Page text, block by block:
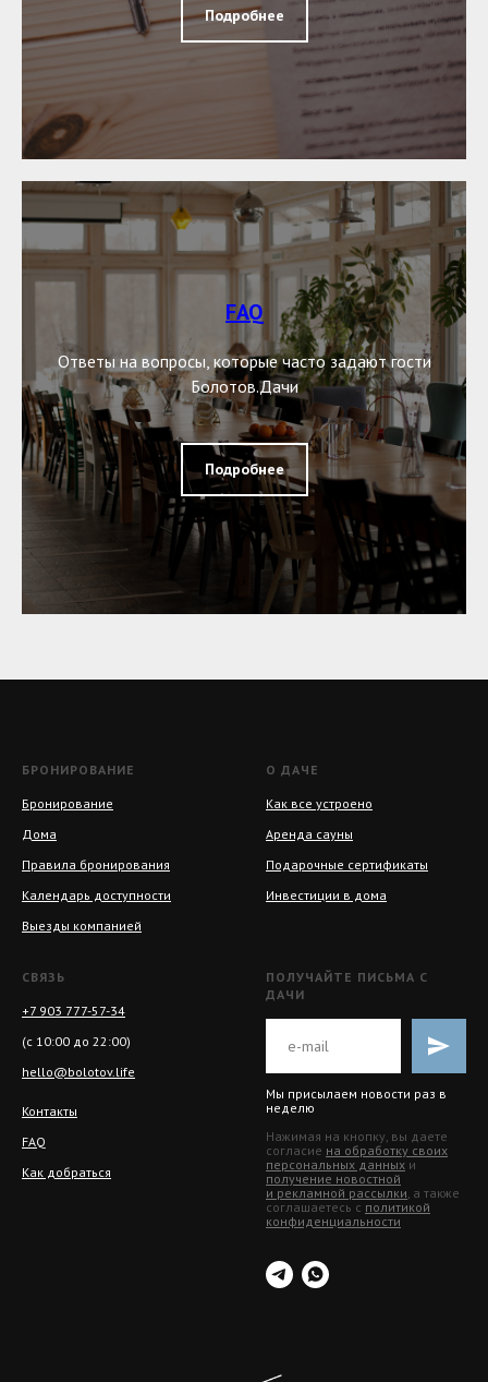
Подробнее
FAQ
Ответы на вопросы, которые часто задают гости
Болотов.Дачи
Подробнее
БРОНИРОВАНИЕ
Бронирование
Дома
Правила бронирования
Календарь доступности
Выезды компанией
О ДАЧЕ
Как все устроено
Аренда сауны
Подарочные сертификаты
Инвестиции в дома
СВЯЗЬ
+7 903 777-57-34
(с 10:00 до 22:00)
hello@bolotov.life
Контакты
FAQ
Как добраться
ПОЛУЧАЙТЕ ПИСЬМА С
ДАЧИ
Мы присылаем новости раз в
неделю
Нажимая на кнопку, вы даете
согласие на обработку своих
персональных данных и
получение новостной
и рекламной рассылки , а также
соглашаетесь с политикой
конфиденциальности